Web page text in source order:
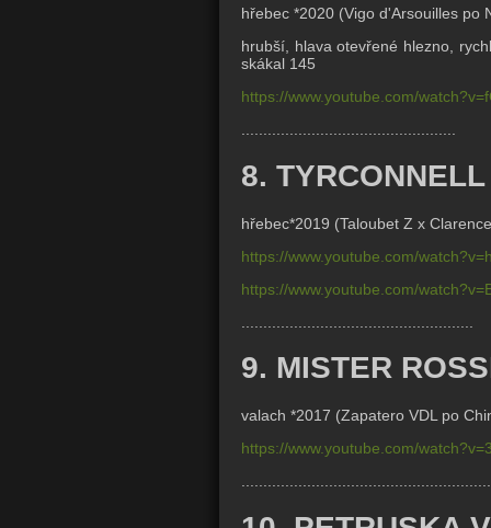
hřebec *2020 (Vigo d'Arsouilles po
hrubší, hlava otevřené hlezno,
skákal 145
https://www.youtube.com/
8.
hřebec*2019 (Taloubet Z x
https://www.youtube.com/
https://www.youtube.com/
9. MISTER
valach *2017 (Zapatero VDL po
https://www.youtube.com/